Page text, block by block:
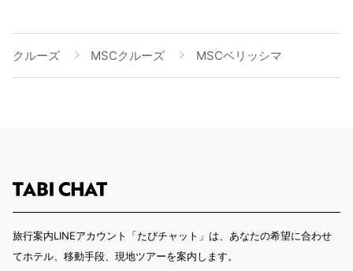
クルーズ MSCクルーズ MSCベリッシマ
旅行案内LINEアカウント「たびチャット」は、あなたの希望に合わせ
てホテル、移動手段、現地ツアーを案内します。